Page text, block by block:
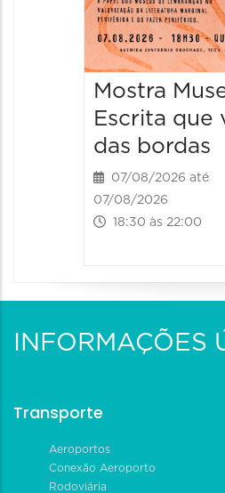
Mostra
Escrita que
das bordas
07/08/2026 até
07/08/2026
18:30 às 22:00
INFORMAÇÕES
Transporte
Aeroportos
Conexão Aeroporto
Rodoviária